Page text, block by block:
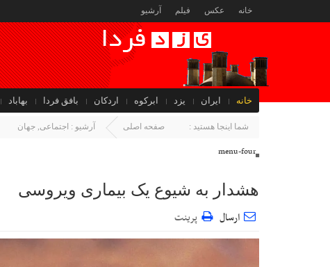
خانه عکس فیلم آرشیو
خانه ایران یزد ابرکوه اردکان بافق فردا بهاباد
جهان
menu-four
شما اینجا هستید : صفحه اصلی آرشیو : اجتماعی, جهان
هشدار به شیوع یک بیماری ویروسی
ارسال پرینت